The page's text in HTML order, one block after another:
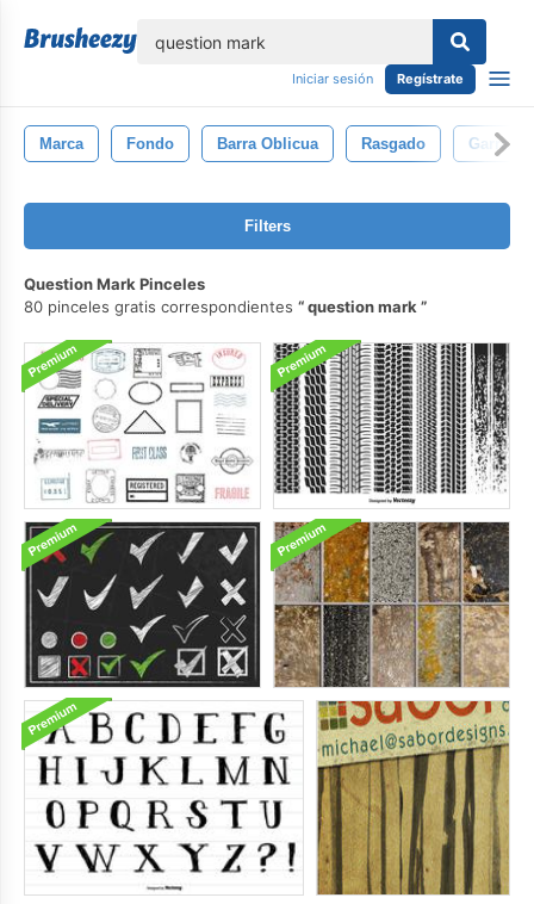
Iniciar sesión Regístrate
Marca Fondo Barra Oblicua Rasgado Garra
Filters
Question Mark Pinceles
80 pinceles gratis correspondientes
question mark